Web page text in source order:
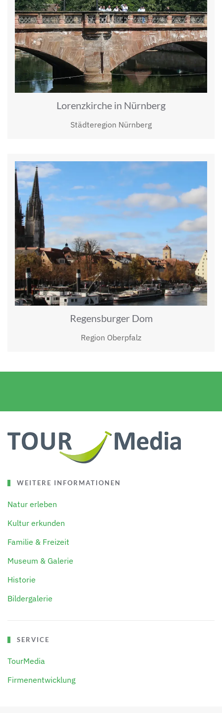
Lorenzkirche in Nürnberg
Städteregion Nürnberg
Regensburger Dom
Region Oberpfalz
WEITERE INFORMATIONEN
Natur erleben
Kultur erkunden
Familie & Freizeit
Museum & Galerie
Historie
Bildergalerie
SERVICE
TourMedia
Firmenentwicklung